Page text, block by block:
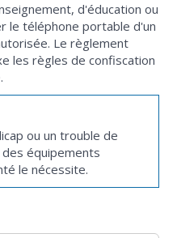
d'éducation ou
le téléphone portable d'un
Le règlement
les règles de confiscation
ou un trouble de
équipements
le nécessite.